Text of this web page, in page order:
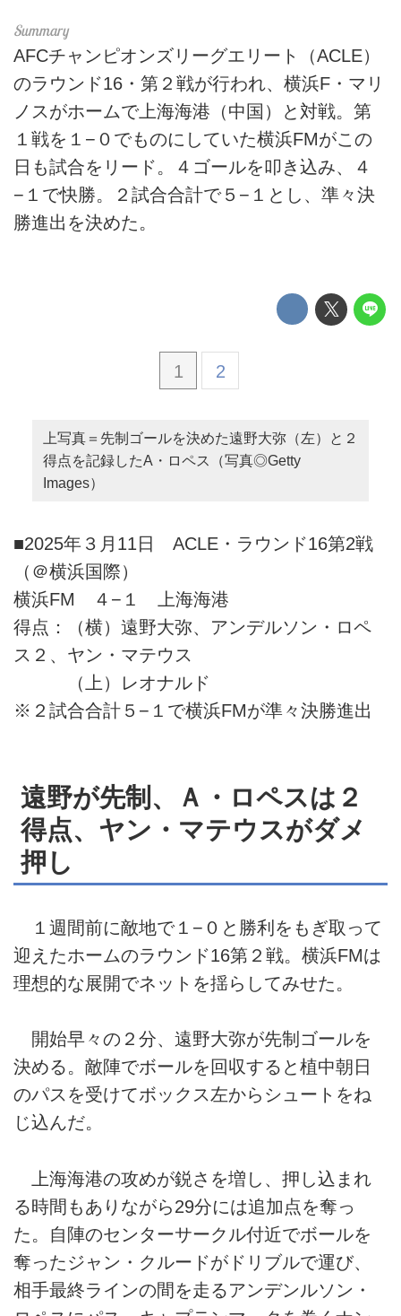
AFCチャンピオンズリーグエリート（ACLE）
のラウンド16・第２戦が行われ、横浜F・マリ
ノスがホームで上海海港（中国）と対戦。第
１戦を１−０でものにしていた横浜FMがこの
日も試合をリード。４ゴールを叩き込み、４
−１で快勝。２試合合計で５−１とし、準々決
勝進出を決めた。
1 2
上写真＝先制ゴールを決めた遠野大弥（左）と２
得点を記録したA・ロペス（写真◎Getty
Images）
■2025年３月11日 ACLE・ラウンド16第2戦
（＠横浜国際）
横浜FM ４−１ 上海海港
得点：（横）遠野大弥、アンデルソン・ロペ
ス２、ヤン・マテウス
（上）レオナルド
※２試合合計５−１で横浜FMが準々決勝進出
遠野が先制、Ａ・ロペスは２
得点、ヤン・マテウスがダメ
押し
１週間前に敵地で１−０と勝利をもぎ取って
迎えたホームのラウンド16第２戦。横浜FMは
理想的な展開でネットを揺らしてみせた。
開始早々の２分、遠野大弥が先制ゴールを
決める。敵陣でボールを回収すると植中朝日
のパスを受けてボックス左からシュートをね
じ込んだ。
上海海港の攻めが鋭さを増し、押し込まれ
る時間もありながら29分には追加点を奪っ
た。自陣のセンターサークル付近でボールを
奪ったジャン・クルードがドリブルで運び、
相手最終ラインの間を走るアンデンルソン・